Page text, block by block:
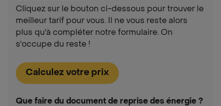
Cliquez sur le bouton ci-dessous pour trouver le
meilleur tarif pour vous. Il ne vous reste alors
plus qu'à compléter notre formulaire. On
s'occupe du reste !
Calculez votre prix
Que faire du document de reprise des énergie ?